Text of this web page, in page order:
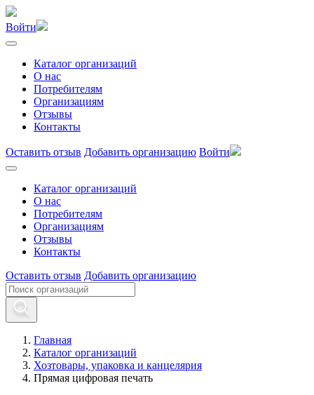
Войти
Каталог организаций
О нас
Потребителям
Организациям
Отзывы
Контакты
Оставить отзыв Добавить организацию Войти
Каталог организаций
О нас
Потребителям
Организациям
Отзывы
Контакты
Оставить отзыв Добавить организацию
Главная
Каталог организаций
Хозтовары, упаковка и канцелярия
Прямая цифровая печать